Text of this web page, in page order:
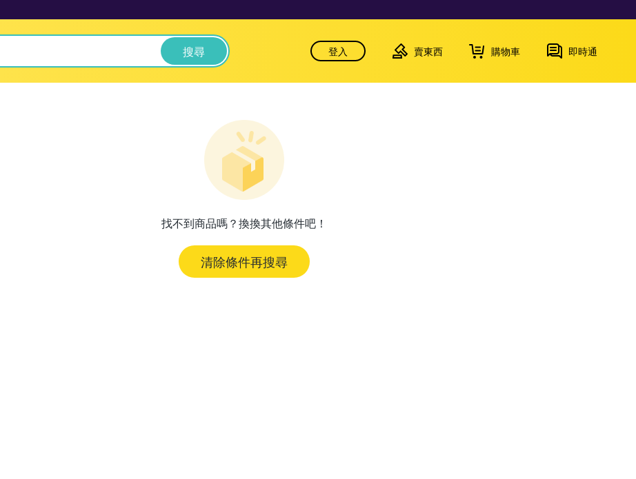
搜尋 登入 賣東西 購物車 即時通
找不到商品嗎？換換其他條件吧！
清除條件再搜尋